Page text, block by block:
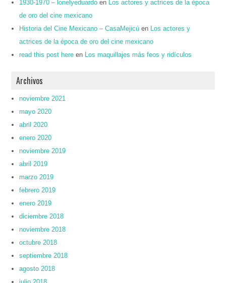
1930-1970 – lonelyeduardo en
Los actores y actrices de la época
de oro del cine mexicano
Historia del Cine Mexicano – CasaMejicú en
Los actores y
actrices de la época de oro del cine mexicano
read this post here en Los maquillajes más feos y ridículos
Archivos
noviembre 2021
mayo 2020
abril 2020
enero 2020
noviembre 2019
abril 2019
marzo 2019
febrero 2019
enero 2019
diciembre 2018
noviembre 2018
octubre 2018
septiembre 2018
agosto 2018